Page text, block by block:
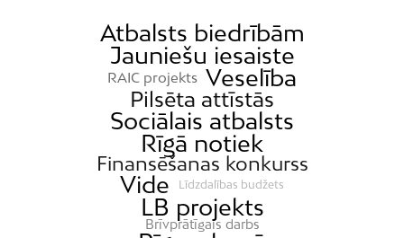
Atbalsts biedrībām
Jauniešu iesaiste
RAIC projekts Veselība
Pilsēta attīstās
Sociālais atbalsts
Rīgā notiek
Finansēšanas konkurss
Vide Līdzdalības budžets
LB projekts
Brīvprātīgais darbs